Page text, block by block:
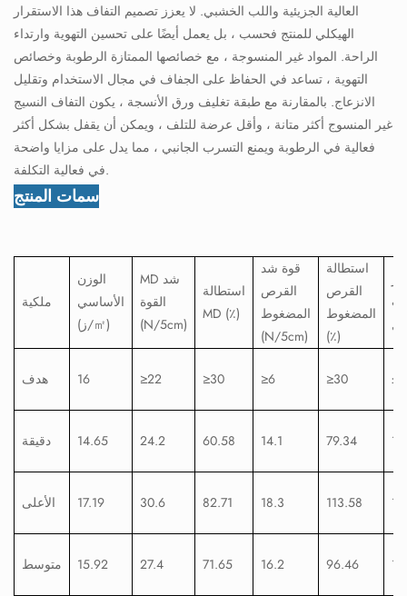
العالية الجزيئية واللب الخشبي. لا يعزز تصميم التفاف هذا الاستقرار
الهيكلي للمنتج فحسب ، بل يعمل أيضًا على تحسين التهوية وارتداء
الراحة. المواد غير المنسوجة ، مع خصائصها الممتازة الرطوبة وخصائص
التهوية ، تساعد في الحفاظ على الجفاف في مجال الاستخدام وتقليل
الانزعاج. بالمقارنة مع طبقة تغليف ورق الأنسجة ، يكون التفاف النسيج
غير المنسوج أكثر متانة ، وأقل عرضة للتلف ، ويمكن أن يقفل بشكل أكثر
فعالية في الرطوبة ويمنع التسرب الجانبي ، مما يدل على مزايا واضحة
في فعالية التكلفة.
سمات المنتج
ملكية
الوزن
الأساسي
(ز/㎡)
MD شد
القوة
(N/5cm)
استطالة
MD (٪)
قوة شد
القرص
المضغوط
(N/5cm)
استطالة
القرص
المضغوط
(٪)
هدف 16 ≥22 ≥30 ≥6 ≥30 ≤2
دقيقة 14.65 24.2 60.58 14.1 79.34
الأعلى 17.19 30.6 82.71 18.3 113.58
متوسط 15.92 27.4 71.65 16.2 96.46